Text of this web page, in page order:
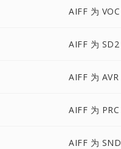
AIFF 为 VOC
AIFF 为 SD2
AIFF 为 AVR
AIFF 为 PRC
AIFF 为